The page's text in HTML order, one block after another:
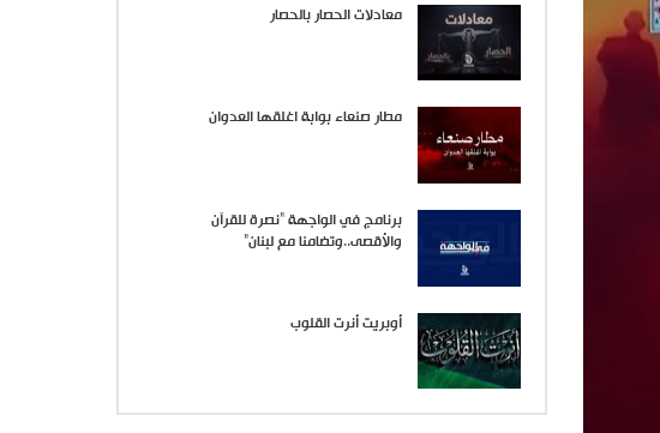
معادلات الحصار بالحصار
مطار صنعاء بوابة اغلقها العدوان
برنامج في الواجهة “نصرة للقرآن
والأقصى..وتضامنا مع لبنان”
أوبريت أنرت القلوب